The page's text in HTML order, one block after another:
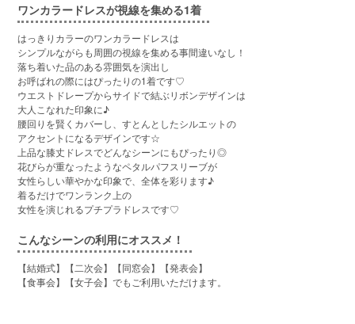
ワンカラードレスが視線を集める1着
はっきりカラーのワンカラードレスは
シンプルながらも周囲の視線を集める事間違いなし！
落ち着いた品のある雰囲気を演出し
お呼ばれの際にはぴったりの1着です♡
ウエストドレープからサイドで結ぶリボンデザインは
大人こなれた印象に♪
腰回りを賢くカバーし、すとんとしたシルエットの
アクセントになるデザインです☆
上品な膝丈ドレスでどんなシーンにもぴったり◎
花びらが重なったようなペタルパフスリーブが
女性らしい華やかな印象で、全体を彩ります♪
着るだけでワンランク上の
女性を演じれるプチプラドレスです♡
こんなシーンの利用にオススメ！
【結婚式】【二次会】【同窓会】【発表会】
【食事会】【女子会】でもご利用いただけます。